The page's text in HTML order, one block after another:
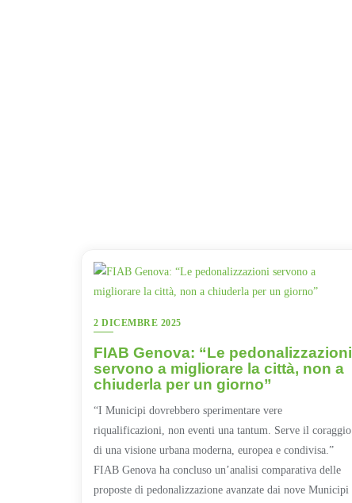
2 DICEMBRE 2025
FIAB Genova: “Le pedonalizzazioni
servono a migliorare la città, non a
chiuderla per un giorno”
“I Municipi dovrebbero sperimentare vere
riqualificazioni, non eventi una tantum. Serve il coraggio
di una visione urbana moderna, europea e condivisa.”
FIAB Genova ha concluso un’analisi comparativa delle
proposte di pedonalizzazione avanzate dai nove Municipi